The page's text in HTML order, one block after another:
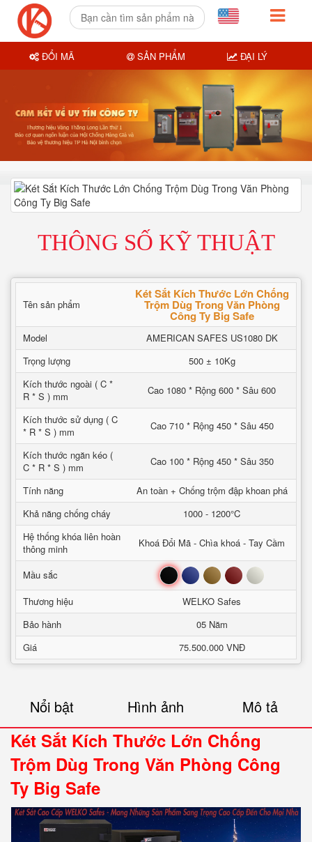
THÔNG SỐ KỸ THUẬT
Tên sản phẩm
Két Sắt Kích Thước Lớn Chống
Trộm Dùg Trong Văn Phòng
Công Ty Big Safe
Model
AMERICAN SAFES US1080 DK
Trọng lượng
500 ± 10Kg
Kích thước ngoài ( C *
R * S ) mm
Cao 1080 * Rộng 600 * Sâu 600
Kích thước sử dụng ( C
* R * S ) mm
Cao 710 * Rộng 450 * Sâu 450
Kích thước ngăn kéo (
C * R * S ) mm
Cao 100 * Rộng 450 * Sâu 350
Tính năng
An toàn + Chống trộm đập khoan phá
Khả năng chống cháy
1000 - 1200°C
Hệ thống khóa liên hoàn
thông minh
Khoá Đổi Mã - Chìa khoá - Tay Cầm
Mầu sắc Đen Xanh Nâu Đỏ Trắng
Thương hiệu
WELKO Safes
Bảo hành
05 Năm
Giá
75.500.000 VNĐ
Nổi bật Hình ảnh Mô tả
Két Sắt Kích Thước Lớn Chống
Trộm Dùg Trong Văn Phòng Công
Ty Big Safe
ĐỔI MÃ SẢN PHẨM ĐẠI LÝ